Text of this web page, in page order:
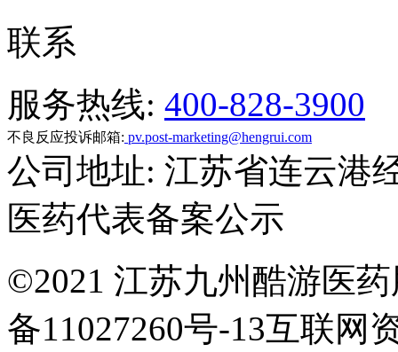
联系
服务热线: 400-828-3900
不良反应投诉邮箱: pv.post-marketing@hengrui.com
公司地址: 江苏省连云港
医药代表备案公示
©2021 江苏九州酷游医
备11027260号-13互联网